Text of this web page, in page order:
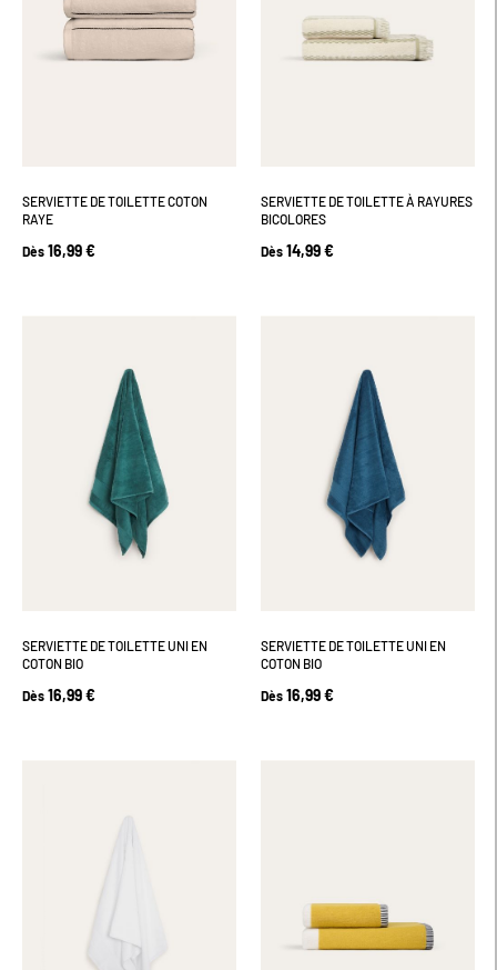
SERVIETTE DE TOILETTE COTON
RAYE
Dès 16,99 €
SERVIETTE DE TOILETTE À RAYURES
BICOLORES
Dès 14,99 €
SERVIETTE DE TOILETTE UNI EN
COTON BIO
Dès 16,99 €
SERVIETTE DE TOILETTE UNI EN
COTON BIO
Dès 16,99 €